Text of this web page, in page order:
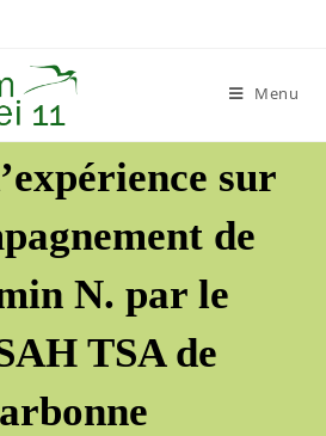
Menu
sur
de
N. par le
TSA de